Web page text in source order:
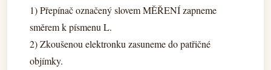
1) Přepínač označený slovem MĚŘENÍ zapneme
směrem k písmenu L.
2) Zkoušenou elektronku zasuneme do patřičné
objímky.